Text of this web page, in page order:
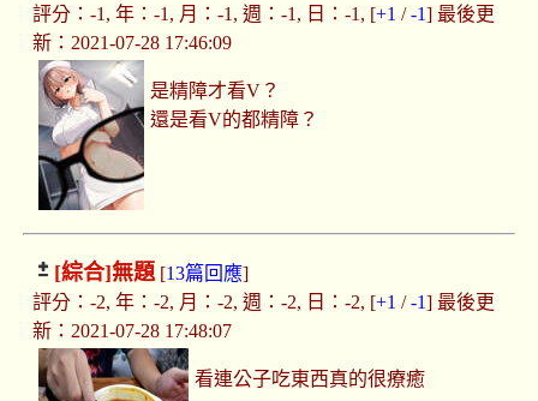
評分：-1, 年：-1, 月：-1, 週：-1, 日：-1, [+1 /-1] 最後更
新：2021-07-28 17:46:09
是精障才看V？
還是看V的都精障？
[綜合]無題[13篇回應]
評分：-2, 年：-2, 月：-2, 週：-2, 日：-2, [+1 /-1] 最後更
新：2021-07-28 17:48:07
看連公子吃東西真的很療癒